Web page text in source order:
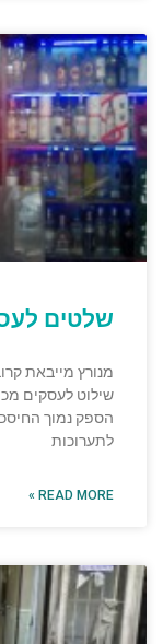
שלטים
שילוט לעסקים
הספק נמוך
לתערוכות
READ MORE »